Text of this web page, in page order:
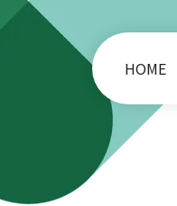
HOME